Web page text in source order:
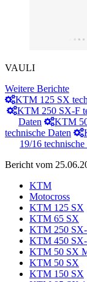
VAULI
Weitere Berichte
KTM 125 SX
KTM 250 SX-F
Daten
KTM
technische Daten
19/16 technische
Bericht vom
KTM
Motocross
KTM 125 SX
KTM 65 SX
KTM 250
KTM 450
KTM 50 SX
KTM 50 SX
KTM 150 SX